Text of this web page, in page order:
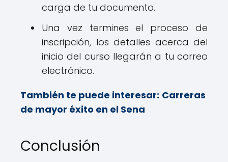
carga de tu documento.
Una vez termines el proceso de
inscripción, los detalles acerca del
inicio del curso llegarán a tu correo
electrónico.
También te puede interesar: Carreras
de mayor éxito en el Sena
Conclusión